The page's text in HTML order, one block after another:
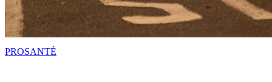
PROSANTÉ